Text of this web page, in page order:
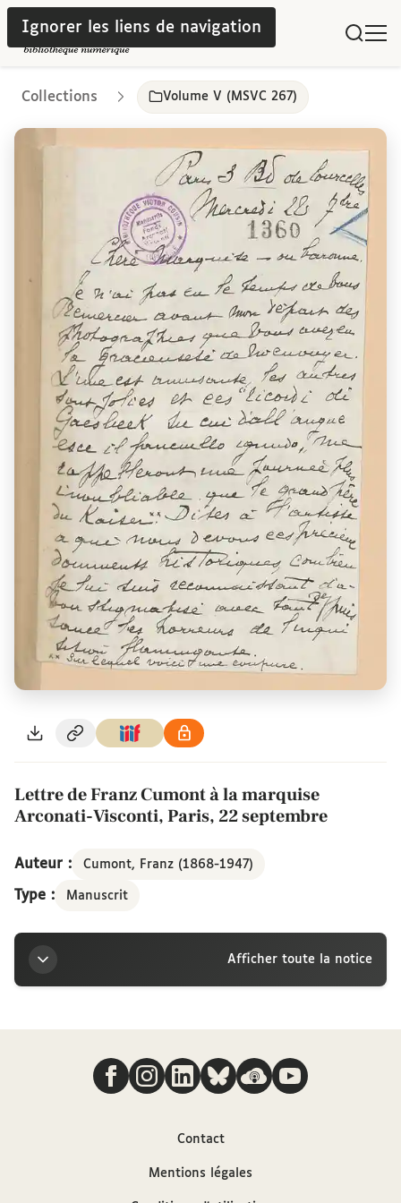
Ignorer les liens de navigation
Collections Volume V (MSVC 267)
Lettre de Franz Cumont à la marquise
Arconati-Visconti, Paris, 22 septembre
Auteur : Cumont, Franz (1868-1947)
Type : Manuscrit
Afficher toute la notice
Titre
Lettre de Franz Cumont à la marquise Arconati-
Visconti, Paris, 22 septembre
Nous suivre
Contact
Mentions légales